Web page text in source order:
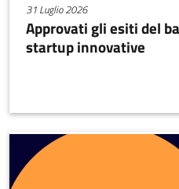
31 Luglio 2026
Approvati gli esiti del
startup innovative